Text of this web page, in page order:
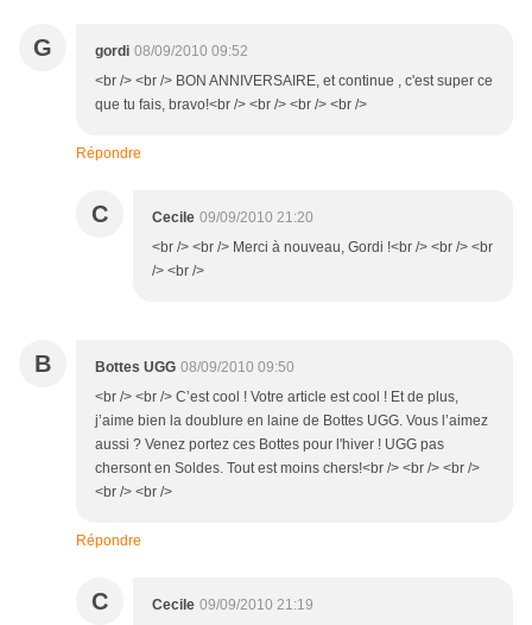
G gordi 08/09/2010 09:52
<br /> <br /> BON ANNIVERSAIRE, et continue , c'est super ce
que tu fais, bravo!<br /> <br /> <br /> <br />
Répondre
C Cecile 09/09/2010 21:20
<br /> <br /> Merci à nouveau, Gordi !<br /> <br /> <br
/> <br />
B Bottes UGG 08/09/2010 09:50
<br /> <br /> C’est cool ! Votre article est cool ! Et de plus,
j’aime bien la doublure en laine de Bottes UGG. Vous l’aimez
aussi ? Venez portez ces Bottes pour l'hiver ! UGG pas
chersont en Soldes. Tout est moins chers!<br /> <br /> <br />
<br /> <br />
Répondre
C Cecile 09/09/2010 21:19